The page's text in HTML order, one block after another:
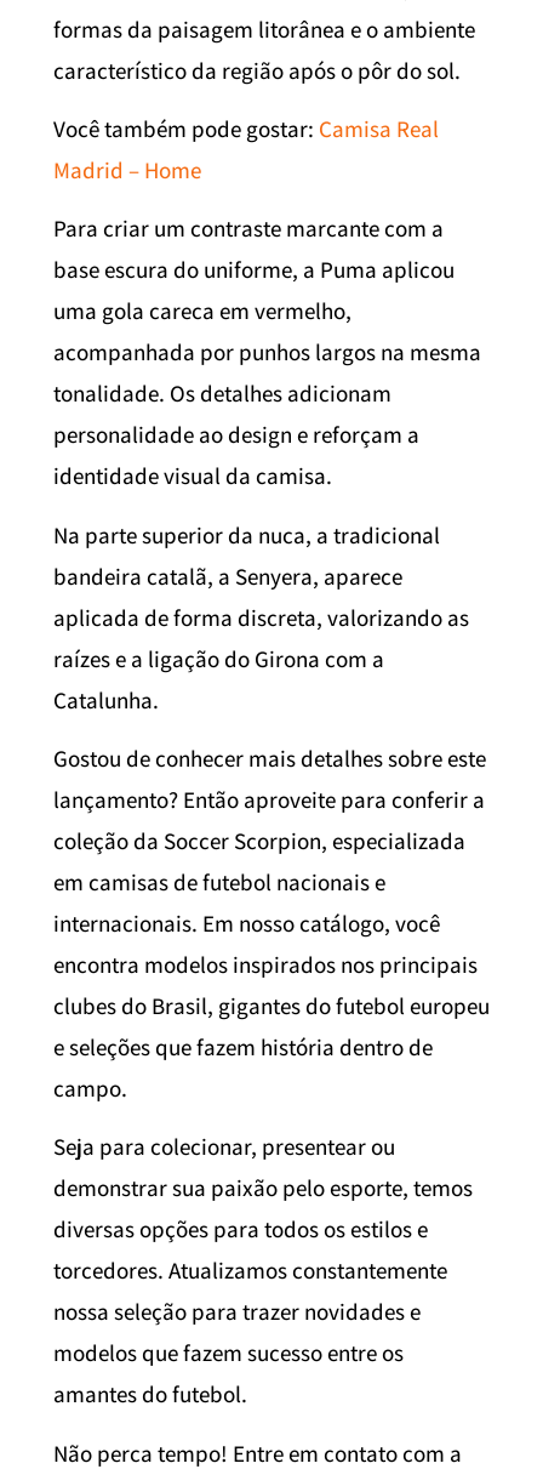
formas da paisagem litorânea e o ambiente
característico da região após o pôr do sol.
Você também pode gostar: Camisa Real
Madrid – Home
Para criar um contraste marcante com a
base escura do uniforme, a Puma aplicou
uma gola careca em vermelho,
acompanhada por punhos largos na mesma
tonalidade. Os detalhes adicionam
personalidade ao design e reforçam a
identidade visual da camisa.
Na parte superior da nuca, a tradicional
bandeira catalã, a Senyera, aparece
aplicada de forma discreta, valorizando as
raízes e a ligação do Girona com a
Catalunha.
Gostou de conhecer mais detalhes sobre este
lançamento? Então aproveite para conferir a
coleção da Soccer Scorpion, especializada
em camisas de futebol nacionais e
internacionais. Em nosso catálogo, você
encontra modelos inspirados nos principais
clubes do Brasil, gigantes do futebol europeu
e seleções que fazem história dentro de
campo.
Seja para colecionar, presentear ou
demonstrar sua paixão pelo esporte, temos
diversas opções para todos os estilos e
torcedores. Atualizamos constantemente
nossa seleção para trazer novidades e
modelos que fazem sucesso entre os
amantes do futebol.
Não perca tempo! Entre em contato com a